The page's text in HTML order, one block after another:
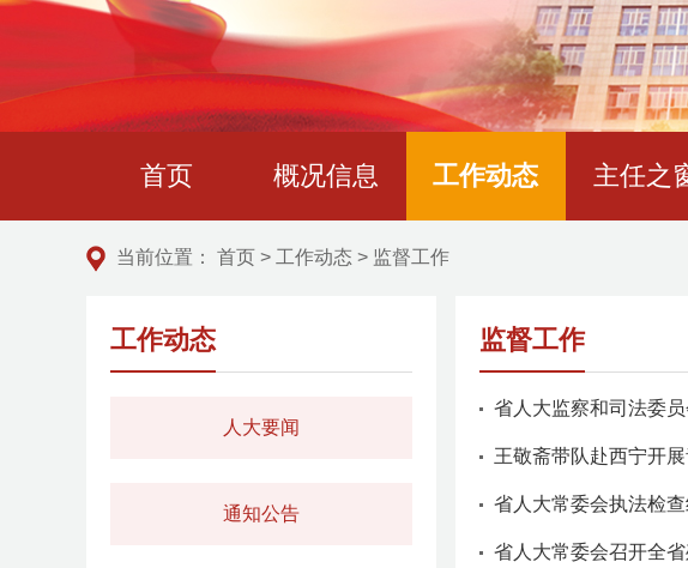
首页 概况信息 工作动态 主任之
当前位置： 首页 > 工作动态 > 监督工作
工作动态
人大要闻
通知公告
监督工作
省人大监察和司法委
王敬斋带队赴西宁开
省人大常委会执法检
省人大常委会召开全